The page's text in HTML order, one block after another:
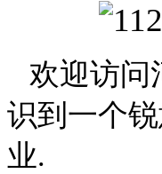
欢迎访问
识到一个
业.